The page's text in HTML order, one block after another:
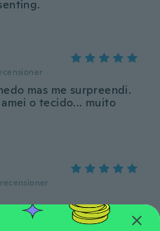
mas me surpreendi.
o tecido... muito
recensioner